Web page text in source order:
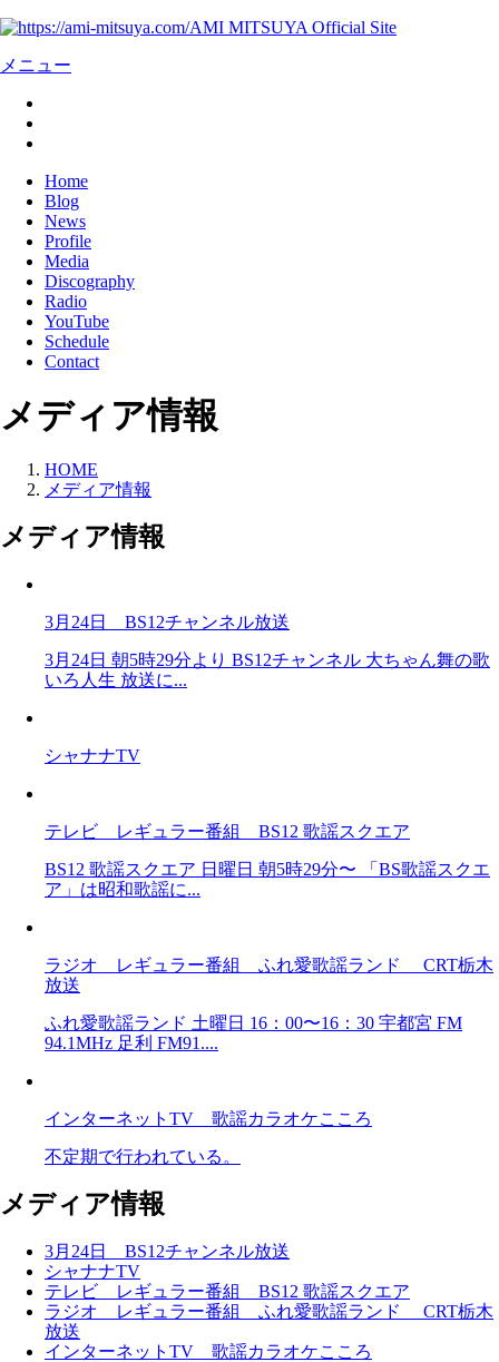
AMI MITSUYA Official Site
メニュー
Home
Blog
News
Profile
Media
Discography
Radio
YouTube
Schedule
Contact
メディア情報
HOME
メディア情報
メディア情報
3月24日 BS12チャンネル放送
3月24日 朝5時29分より BS12チャンネル 大ちゃん舞の歌
いろ人生 放送に...
シャナナTV
テレビ レギュラー番組 BS12 歌謡スクエア
BS12 歌謡スクエア 日曜日 朝5時29分〜 「BS歌謡スクエ
ア」は昭和歌謡に...
ラジオ レギュラー番組 ふれ愛歌謡ランド CRT栃木
放送
ふれ愛歌謡ランド 土曜日 16：00〜16：30 宇都宮 FM
94.1MHz 足利 FM91....
インターネットTV 歌謡カラオケこころ
不定期で行われている。
メディア情報
3月24日 BS12チャンネル放送
シャナナTV
テレビ レギュラー番組 BS12 歌謡スクエア
ラジオ レギュラー番組 ふれ愛歌謡ランド CRT栃木
放送
インターネットTV 歌謡カラオケこころ